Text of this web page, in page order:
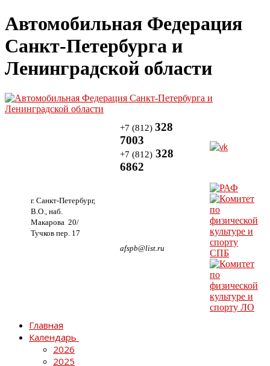
Автомобильная Федерация
Санкт-Петербурга и
Ленинградской области
г. Санкт-Петербург,
В.О., наб.
Макарова 20/
Тучков пер. 17
+7 (812) 328
7003
+7 (812) 328
6862
afspb@list.ru
Главная
Календарь
2026
2025